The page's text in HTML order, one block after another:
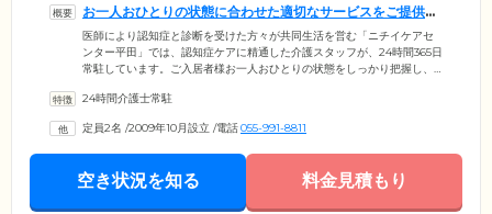
お一人おひとりの状態に合わせた適切なサービスをご提供し
ます
医師により認知症と診断を受けた方々が共同生活を営む「ニチイケアセ
ンター平田」では、認知症ケアに精通した介護スタッフが、24時間365日
常駐しています。ご入居者様お一人おひとりの状態をしっかり把握し、
ぞれの生活スタイルやこれまで培ってきた価値観を尊重した「尊厳ある
るのが日課。広いお庭やウッドデッキでピクニック気分のランチを楽し
むなど、家族のようなあたたかな関わり合いが魅力です。
24時間介護士常駐
定員2名 /2009年10月設立 /電話055-991-8811
空き状況を知る 料金見積もり